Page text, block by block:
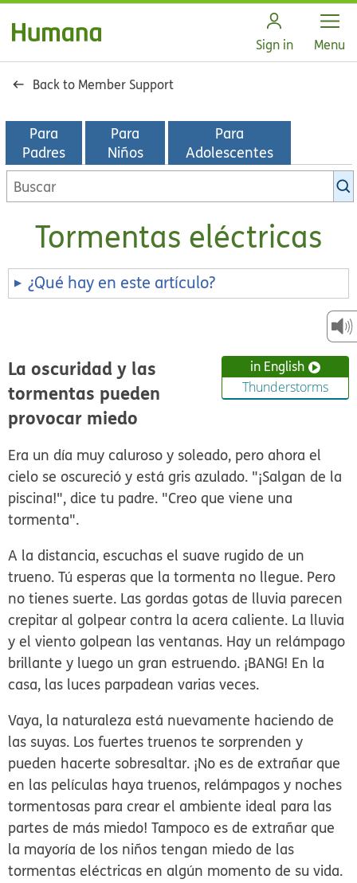
Sign in Open
Menu
Back to Member Support
Para
Padres
Para
Niños
Para
Adolescentes
Buscar
en
biblioteca
KidsHealth
Tormentas eléctricas
¿Qué hay en este artículo?
in English
Thunderstorms
La oscuridad y las
tormentas pueden
provocar miedo
Era un día muy caluroso y soleado, pero ahora el
cielo se oscureció y está gris azulado. "¡Salgan de la
piscina!", dice tu padre. "Creo que viene una
tormenta".
A la distancia, escuchas el suave rugido de un
trueno. Tú esperas que la tormenta no llegue. Pero
no tienes suerte. Las gordas gotas de lluvia parecen
crepitar al golpear contra la acera caliente. La lluvia
y el viento golpean las ventanas. Hay un relámpago
brillante y luego un gran estruendo. ¡BANG! En la
casa, las luces parpadean varias veces.
Vaya, la naturaleza está nuevamente haciendo de
las suyas. Los fuertes truenos te sorprenden y
pueden hacerte sobresaltar. ¡No es de extrañar que
en las películas haya truenos, relámpagos y noches
tormentosas para crear el ambiente ideal para las
partes de más miedo! Tampoco es de extrañar que
la mayoría de los niños tengan miedo de las
tormentas eléctricas en algún momento de su vida.